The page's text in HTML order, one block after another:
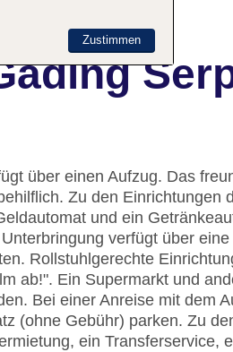
über einen Aufzug. Das
Zu den Einrichtungen
und ein
verfügt über
Rollstuhlgerechte
ab!". Ein Supermarkt und
Bei einer Anreise mit dem
(ohne Gebühr) parken. Zu
ein Transferservice,
Zustimmen